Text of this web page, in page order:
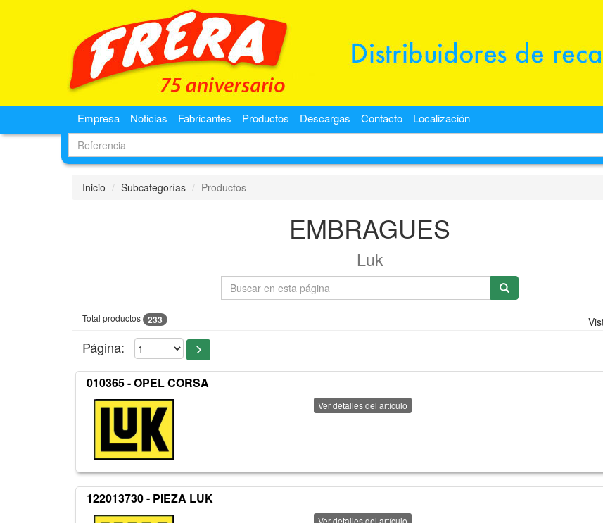
Empresa Noticias Fabricantes Productos Descargas Contacto Localización
Inicio Subcategorías Productos
EMBRAGUES
Luk
Total productos 233
Página:
010365 - OPEL CORSA
Ver detalles del artículo
122013730 - PIEZA LUK